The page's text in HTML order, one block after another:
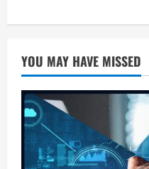
YOU MAY HAVE MISSED